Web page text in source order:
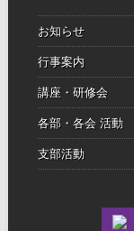
お知らせ
行事案内
講座・研修会
各部・各会 活動
支部活動